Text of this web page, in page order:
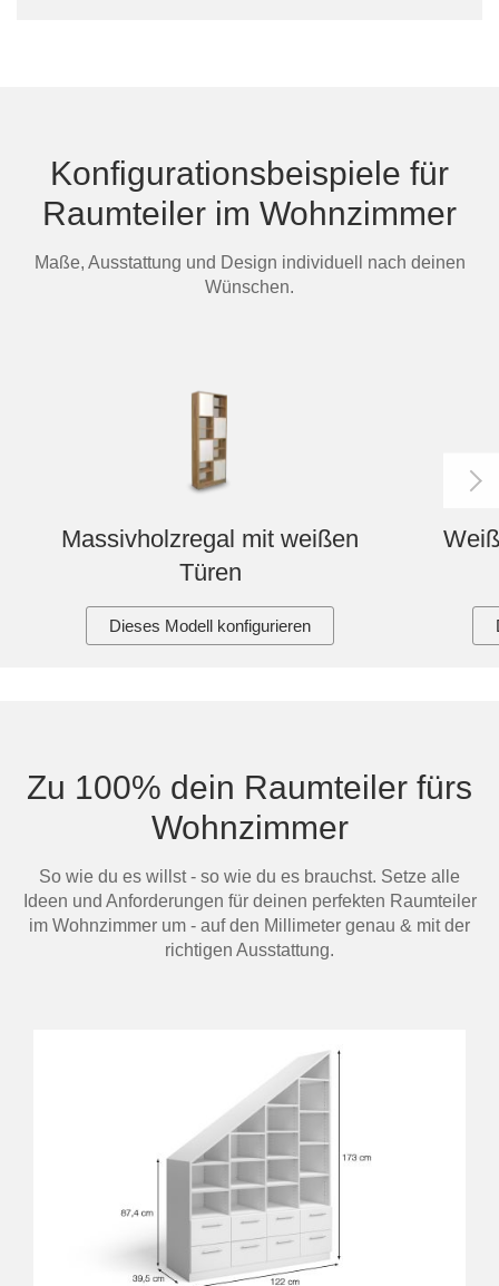
Konfigurationsbeispiele für
Raumteiler im Wohnzimmer
Maße, Ausstattung und Design individuell nach deinen
Wünschen.
Massivholzregal mit weißen
Türen
Dieses Modell konfigurieren
Zu 100% dein Raumteiler fürs
Wohnzimmer
So wie du es willst - so wie du es brauchst. Setze alle
Ideen und Anforderungen für deinen perfekten Raumteiler
im Wohnzimmer um - auf den Millimeter genau & mit der
richtigen Ausstattung.